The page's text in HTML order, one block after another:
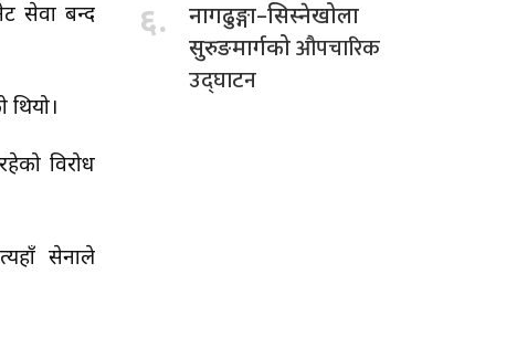
सेवा बन्द
विरोध
सेनाले
६.
नागढुङ्गा–सिस्नेखोला
सुरुङमार्गकोऔपचारिक
उद्घाटन